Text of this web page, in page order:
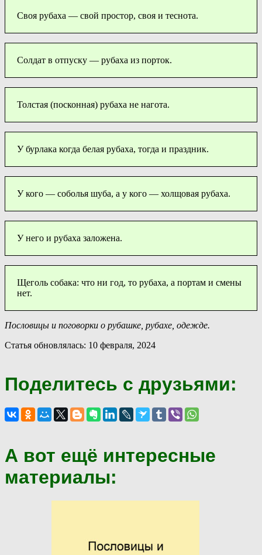
Своя рубаха — свой простор, своя и теснота.
Солдат в отпуску — рубаха из порток.
Толстая (посконная) рубаха не нагота.
У бурлака когда белая рубаха, тогда и праздник.
У кого — соболья шуба, а у кого — холщовая рубаха.
У него и рубаха заложена.
Щеголь собака: что ни год, то рубаха, а портам и смены
нет.
Пословицы и поговорки о рубашке, рубахе, одежде.
Статья обновлялась: 10 февраля, 2024
Поделитесь с друзьями:
А вот ещё интересные
материалы: